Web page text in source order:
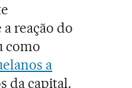
reação do
como
a
da capital.